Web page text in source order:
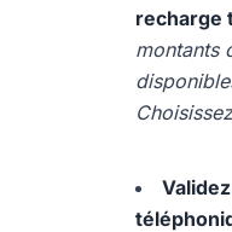
recharge
montants